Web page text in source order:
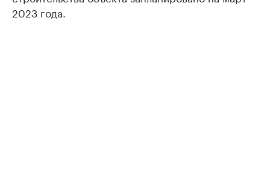
2023 года.